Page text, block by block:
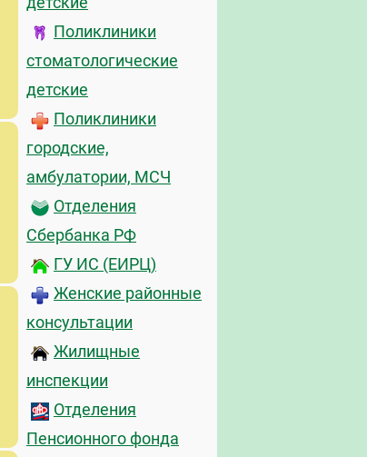
Поликлиники
стоматологические
детские
Поликлиники
городские,
амбулатории, МСЧ
Отделения
Сбербанка РФ
ГУ ИС (ЕИРЦ)
Женские районные
консультации
Жилищные
инспекции
Отделения
Пенсионного фонда